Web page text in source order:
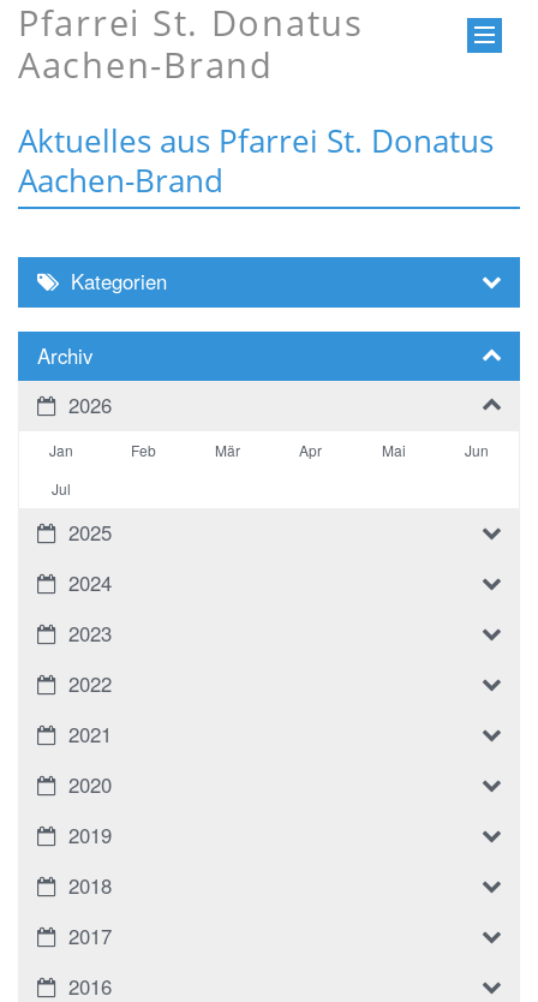
Pfarrei St. Donatus
Aachen-Brand
Aktuelles aus Pfarrei St. Donatus
Aachen-Brand
Kategorien
Archiv
2026
Jan Feb Mär Apr Mai
Jun
Jul
2025
2024
2023
2022
2021
2020
2019
2018
2017
2016